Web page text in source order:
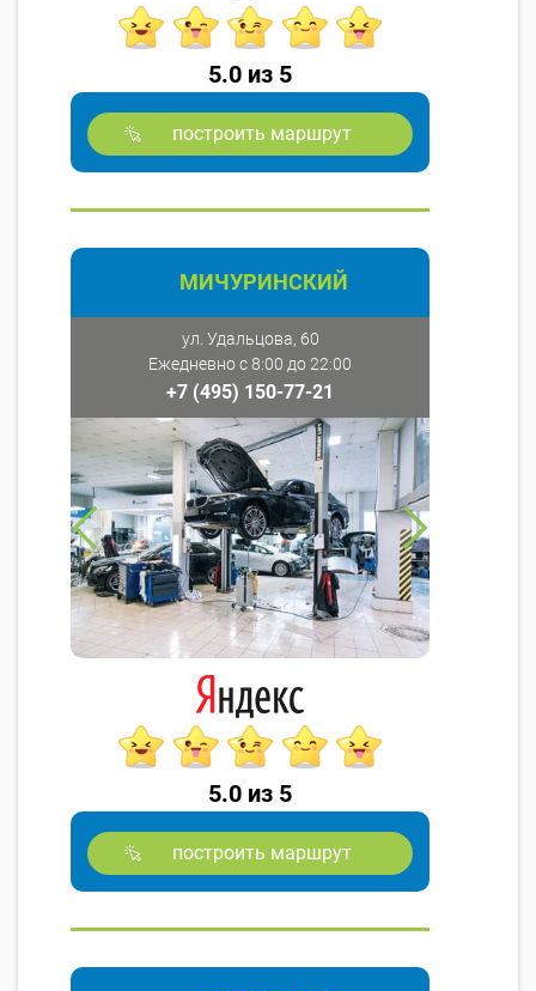
5.0 из 5
построить маршрут
МИЧУРИНСКИЙ
ул. Удальцова, 60
Ежедневно с 8:00 до 22:00
+7 (495) 150-77-21
5.0 из 5
построить маршрут